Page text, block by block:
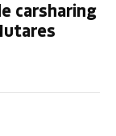
carsharing